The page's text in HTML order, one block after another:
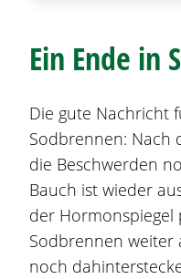
Ein Ende in
Die gute Nachricht
Sodbrennen: Nach
die Beschwerden
Bauch ist wieder
der Hormonspiegel
Sodbrennen weiter
noch